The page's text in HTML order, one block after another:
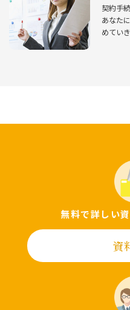
契約⼿
あなた
めてい
無料で詳しい
資